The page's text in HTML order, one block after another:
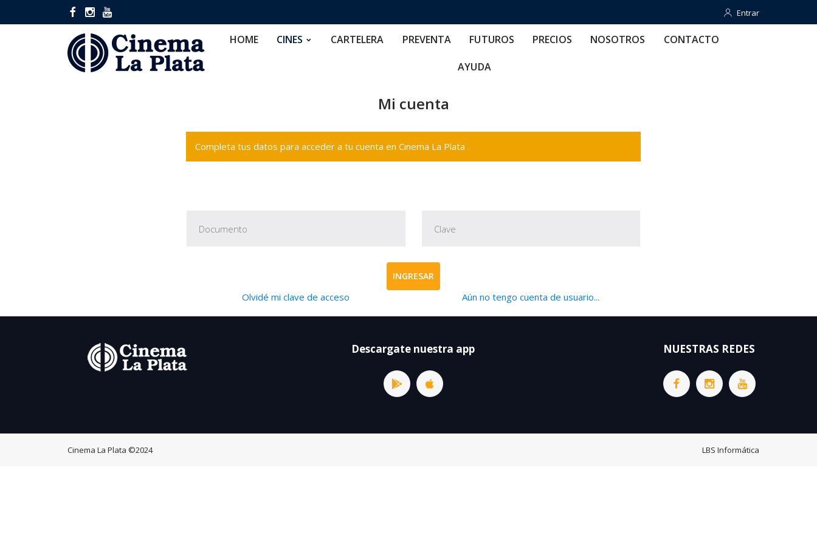
Entrar
Entrar
HOME CINES CARTELERA PREVENTA FUTUROS PRECIOS NOSOTROS CONTACTO
AYUDA
Mi cuenta
Completa tus datos para acceder a tu cuenta en Cinema La Plata .
INGRESAR
Olvidé mi clave de acceso Aún no tengo cuenta de usuario...
Descargate nuestra app NUESTRAS REDES
Cinema La Plata ©2024 LBS Informática